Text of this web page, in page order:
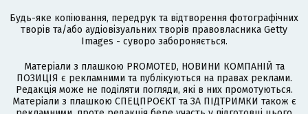
Будь-яке копіювання, передрук та відтворення фотографічних
творів та/або аудіовізуальних творів правовласника Getty
Images - суворо забороняється.
Матеріали з плашкою PROMOTED, НОВИНИ КОМПАНІЙ та
ПОЗИЦІЯ є рекламними та публікуються на правах реклами.
Редакція може не поділяти погляди, які в них промотуються.
Матеріали з плашкою СПЕЦПРОЄКТ та ЗА ПІДТРИМКИ також є